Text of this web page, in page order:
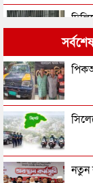
সর্বশেষ
নতুন